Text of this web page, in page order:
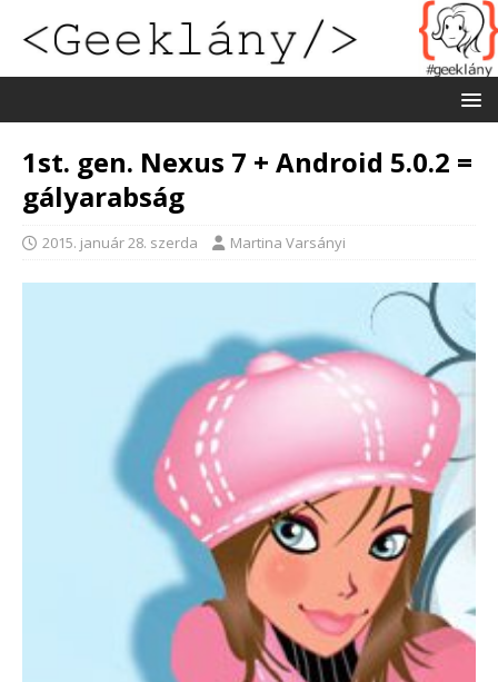
1st. gen. Nexus 7 + Android 5.0.2 =
gályarabság
2015. január 28. szerda Martina Varsányi